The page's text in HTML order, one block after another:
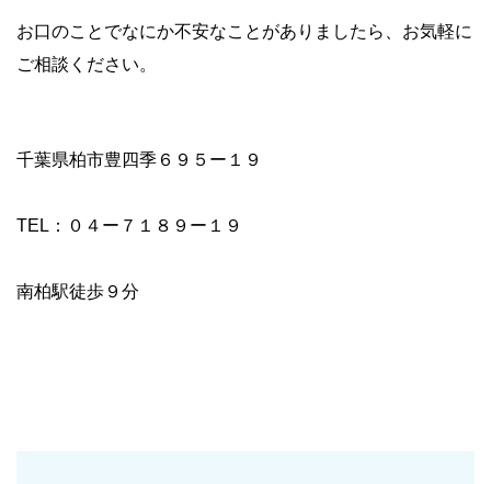
お口のことでなにか不安なことがありましたら、お気軽に
ご相談ください。
千葉県柏市豊四季６９５ー１９
TEL：０４ー７１８９ー１９
南柏駅徒歩９分